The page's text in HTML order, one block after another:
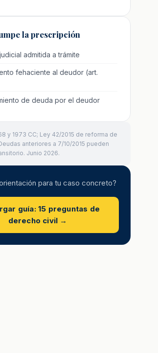
la prescripción
admitida a trámite
fehaciente al deudor (art.
de deuda por el deudor
y 1973 CC; Ley 42/2015 de reforma de
anteriores a 7/10/2015 pueden
Junio 2026.
para tu caso concreto?
guía: 15 preguntas de
derecho civil →